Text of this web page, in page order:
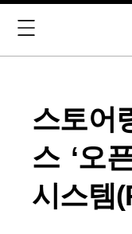
스토어
스 ‘오
시스템